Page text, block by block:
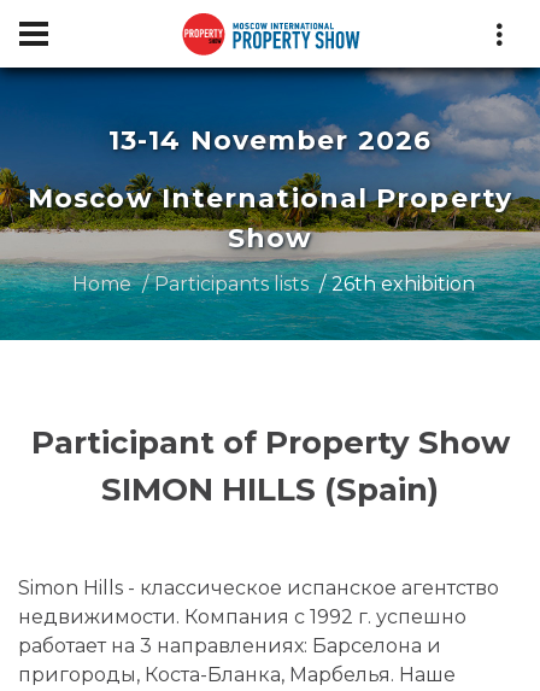
13-14 November 2026
Moscow International Property
Show
Home Participants lists 26th exhibition
Participant of Property Show
SIMON HILLS (Spain)
Simon Hills - классическое испанское агентство
недвижимости. Компания с 1992 г. успешно
работает на 3 направлениях: Барселона и
пригороды, Коста-Бланка, Марбелья. Наше